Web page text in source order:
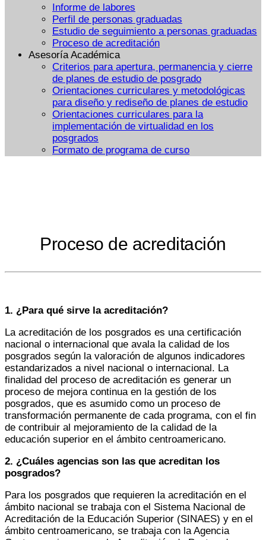
Informe de labores
Perfil de personas graduadas
Estudio de seguimiento a personas graduadas
Proceso de acreditación
Asesoría Académica
Criterios para apertura, permanencia y cierre
de planes de estudio de posgrado
Orientaciones curriculares y metodológicas
para diseño y rediseño de planes de estudio
Orientaciones curriculares para la
implementación de virtualidad en los
posgrados
Formato de programa de curso
Proceso de acreditación
1. ¿Para qué sirve la acreditación?
La acreditación de los posgrados es una certificación
nacional o internacional que avala la calidad de los
posgrados según la valoración de algunos indicadores
estandarizados a nivel nacional o internacional. La
finalidad del proceso de acreditación es generar un
proceso de mejora continua en la gestión de los
posgrados, que es asumido como un proceso de
transformación permanente de cada programa, con el fin
de contribuir al mejoramiento de la calidad de la
educación superior en el ámbito centroamericano.
2. ¿Cuáles agencias son las que acreditan los
posgrados?
Para los posgrados que requieren la acreditación en el
ámbito nacional se trabaja con el Sistema Nacional de
Acreditación de la Educación Superior (SINAES) y en el
ámbito centroamericano, se trabaja con la Agencia